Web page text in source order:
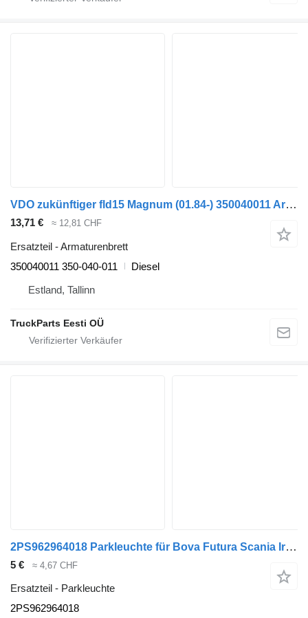
VDO zukünftiger fld15 Magnum (01.84-) 350040011 Armaturenbrett für Bova Futura FHD, FLD (1982-) Bus
13,71 € ≈ 12,81 CHF
Ersatzteil - Armaturenbrett
350040011 350-040-011
Diesel
Estland, Tallinn
TruckParts Eesti OÜ
2PS962964018 Parkleuchte für Bova Futura Scania Irizar Bus
5 € ≈ 4,67 CHF
Ersatzteil - Parkleuchte
2PS962964018